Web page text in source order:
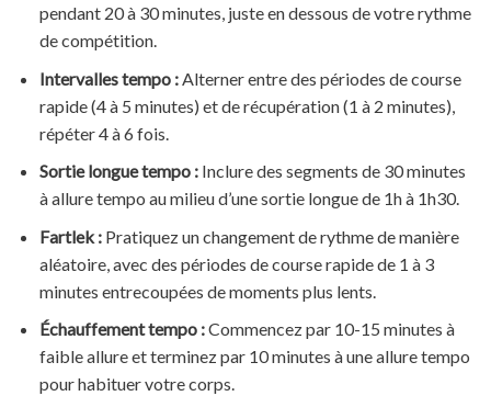
pendant 20 à 30 minutes, juste en dessous de votre rythme
de compétition.
Intervalles tempo :Alterner entre des périodes de course
rapide (4 à 5 minutes) et de récupération (1 à 2 minutes),
répéter 4 à 6 fois.
Sortie longue tempo :Inclure des segments de 30 minutes
à allure tempo au milieu d’une sortie longue de 1h à 1h30.
Fartlek :Pratiquez un changement de rythme de manière
aléatoire, avec des périodes de course rapide de 1 à 3
minutes entrecoupées de moments plus lents.
Échauffement tempo :Commencez par 10-15 minutes à
faible allure et terminez par 10 minutes à une allure tempo
pour habituer votre corps.